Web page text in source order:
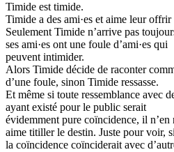
Timide est timide.
Timide a des ami·es et aime leur offrir
Seulement Timide n’arrive pas
ses ami·es ont une foule d’ami·es qui
peuvent intimider.
Alors Timide décide de raconter
d’une foule, sinon Timide ressasse.
Et même si toute ressemblance avec
ayant existé pour le public serait
évidemment pure coïncidence, il n’en
aime titiller le destin. Juste pour voir, si
la coïncidence coïnciderait avec